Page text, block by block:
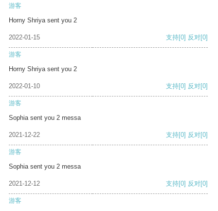
游客
Horny Shriya sent you 2
2022-01-15 支持[0] 反对[0]
游客
Horny Shriya sent you 2
2022-01-10 支持[0] 反对[0]
游客
Sophia sent you 2 messa
2021-12-22 支持[0] 反对[0]
游客
Sophia sent you 2 messa
2021-12-12 支持[0] 反对[0]
游客